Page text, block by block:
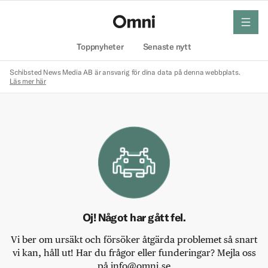
Toppnyheter Senaste nytt
meny
Schibsted News Media AB är ansvarig för dina data på denna webbplats.
Läs mer här
Oj! Något har gått fel.
Vi ber om ursäkt och försöker åtgärda problemet så snart
vi kan, håll ut! Har du frågor eller funderingar? Mejla oss